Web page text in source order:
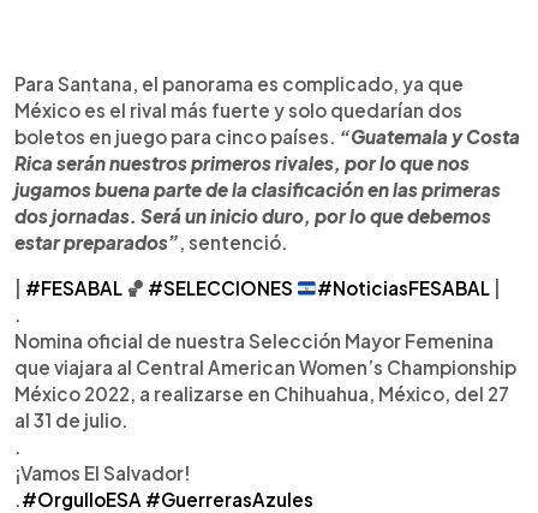
Para Santana, el panorama es complicado, ya que
México es el rival más fuerte y solo quedarían dos
boletos en juego para cinco países. “Guatemala y Costa
Rica serán nuestros primeros rivales, por lo que nos
jugamos buena parte de la clasificación en las primeras
dos jornadas. Será un inicio duro, por lo que debemos
estar preparados”, sentenció.
#FESABAL 🏀 #SELECCIONES #NoticiasFESABAL
.
Nomina oficial de nuestra Selección Mayor Femenina
que viajara al Central American Women’s Championship
México 2022, a realizarse en Chihuahua, México, del 27
al 31 de julio.
.
¡Vamos El Salvador!
.#OrgulloESA #GuerrerasAzules